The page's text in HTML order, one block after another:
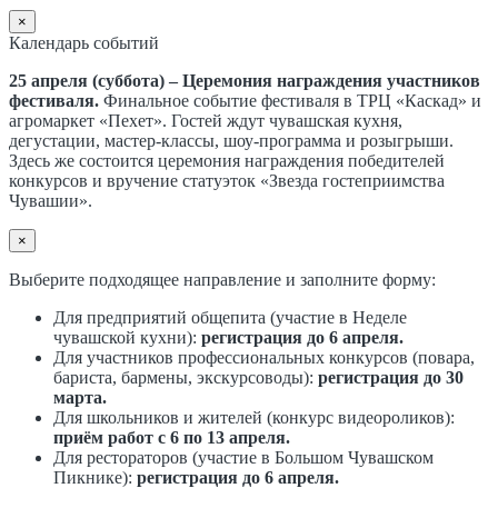
×
Календарь событий
25 апреля (суббота) – Церемония награждения участников
фестиваля. Финальное событие фестиваля в ТРЦ «Каскад» и
агромаркет «Пехет». Гостей ждут чувашская кухня,
дегустации, мастер-классы, шоу-программа и розыгрыши.
Здесь же состоится церемония награждения победителей
конкурсов и вручение статуэток «Звезда гостеприимства
Чувашии».
×
Выберите подходящее направление и заполните форму:
Для предприятий общепита (участие в Неделе
чувашской кухни): регистрация до 6 апреля.
Для участников профессиональных конкурсов (повара,
бариста, бармены, экскурсоводы): регистрация до 30
марта.
Для школьников и жителей (конкурс видеороликов):
приём работ с 6 по 13 апреля.
Для рестораторов (участие в Большом Чувашском
Пикнике): регистрация до 6 апреля.